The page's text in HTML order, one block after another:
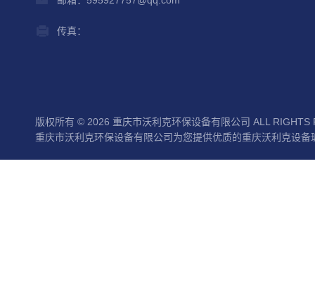
传真：
版权所有 © 2026 重庆市沃利克环保设备有限公司 ALL RIGHTS
重庆市沃利克环保设备有限公司为您提供优质的重庆沃利克设